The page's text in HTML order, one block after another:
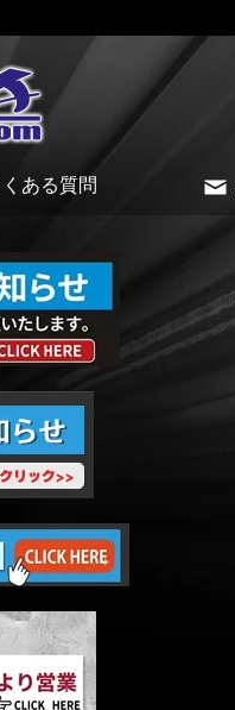
くある質問